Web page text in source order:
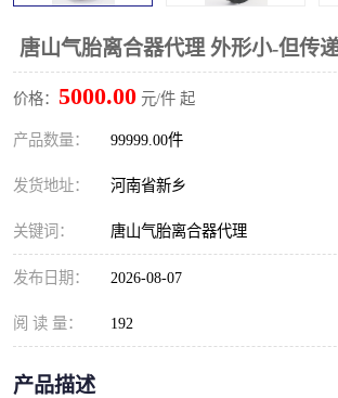
唐山气胎离合器代理 外形小-但传
价格： 5000.00 元/件 起
产品数量： 99999.00件
发货地址： 河南省新乡
关键词： 唐山气胎离合器代理
发布日期： 2026-08-07
阅 读 量： 192
产品描述